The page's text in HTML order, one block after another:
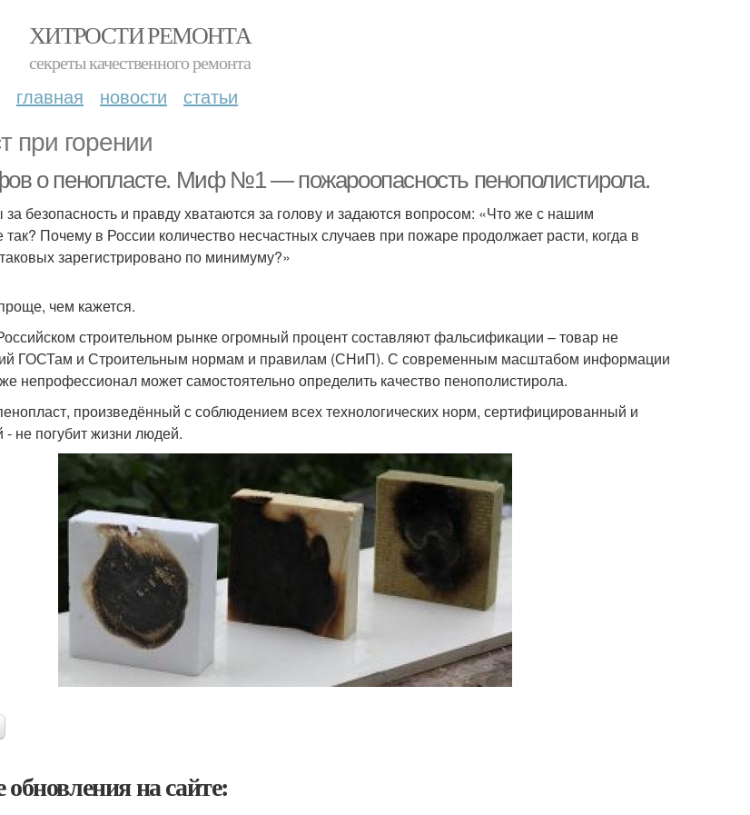
ХИТРОСТИ РЕМОНТА
секреты качественного ремонта
главная новости статьи
при горении
о пенопласте. Миф №1 — пожароопасность пенополистирола.
безопасность и правду хватаются за голову и задаются вопросом: «Что же с нашим
Почему в России количество несчастных случаев при пожаре продолжает расти, когда в
зарегистрировано по минимуму?»
чем кажется.
строительном рынке огромный процент составляют фальсификации – товар не
ГОСТам и Строительным нормам и правилам (СНиП). С современным масштабом информации
непрофессионал может самостоятельно определить качество пенополистирола.
произведённый с соблюдением всех технологических норм, сертифицированный и
не погубит жизни людей.
на сайте: